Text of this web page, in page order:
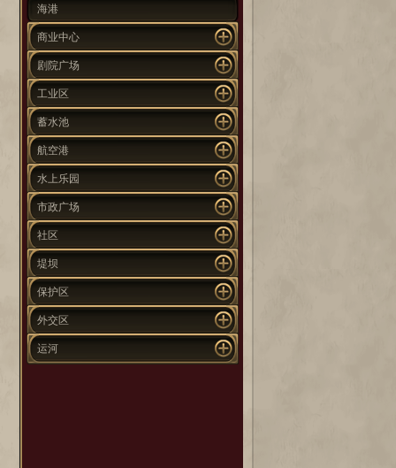
海港
商业中心
剧院广场
工业区
蓄水池
航空港
水上乐园
市政广场
社区
堤坝
保护区
外交区
运河